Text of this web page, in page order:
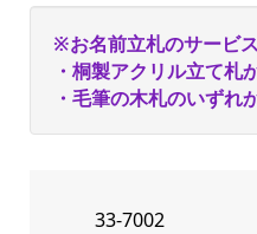
※お名前立札のサービ
・桐製アクリル立て札か
・毛筆の木札のいずれ
33-7002